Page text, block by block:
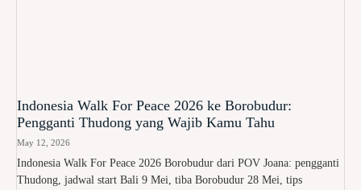
Indonesia Walk For Peace 2026 ke Borobudur:
Pengganti Thudong yang Wajib Kamu Tahu
May 12, 2026
Indonesia Walk For Peace 2026 Borobudur dari POV Joana: pengganti
Thudong, jadwal start Bali 9 Mei, tiba Borobudur 28 Mei, tips